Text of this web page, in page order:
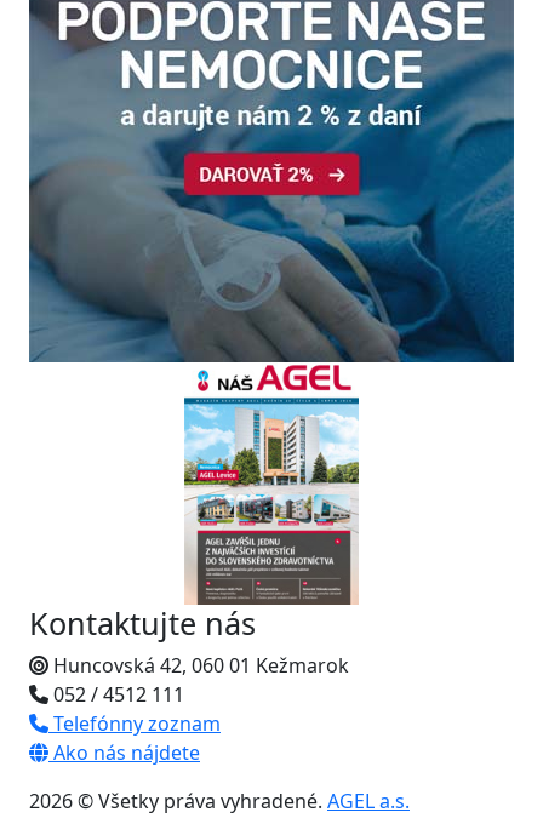
Kontaktujte nás
Huncovská 42, 060 01 Kežmarok
052 / 4512 111
Telefónny zoznam
Ako nás nájdete
2026 © Všetky práva vyhradené. AGEL a.s.